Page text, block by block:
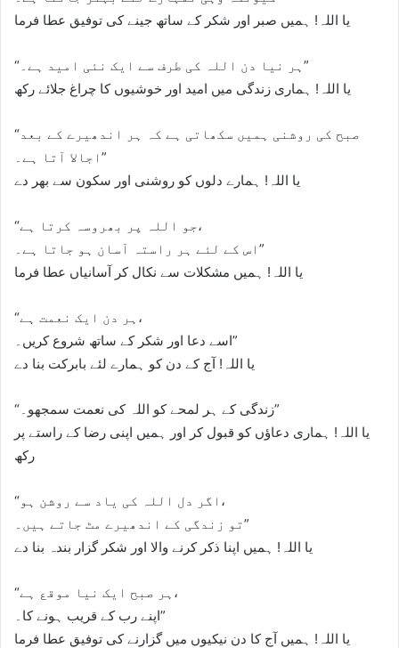
یا اللہ! ہمیں صبر اور شکر کے ساتھ جینے کی توفیق عطا فرما
“ہر نیا دن اللہ کی طرف سے ایک نئی امید ہے۔”
یا اللہ! ہماری زندگی میں امید اور خوشیوں کا چراغ جلائے رکھ
“صبح کی روشنی ہمیں سکھاتی ہے کہ ہر اندھیرے کے بعد
اجالا آتا ہے۔”
یا اللہ! ہمارے دلوں کو روشنی اور سکون سے بھر دے
“جو اللہ پر بھروسہ کرتا ہے،
اس کے لئے ہر راستہ آسان ہو جاتا ہے۔”
یا اللہ! ہمیں مشکلات سے نکال کر آسانیاں عطا فرما
“ہر دن ایک نعمت ہے،
اسے دعا اور شکر کے ساتھ شروع کریں۔”
یا اللہ! آج کے دن کو ہمارے لئے بابرکت بنا دے
“زندگی کے ہر لمحے کو اللہ کی نعمت سمجھو۔”
یا اللہ! ہماری دعاؤں کو قبول کر اور ہمیں اپنی رضا کے راستے پر
رکھ
“اگر دل اللہ کی یاد سے روشن ہو،
تو زندگی کے اندھیرے مٹ جاتے ہیں۔”
یا اللہ! ہمیں اپنا ذکر کرنے والا اور شکر گزار بندہ بنا دے
“ہر صبح ایک نیا موقع ہے،
اپنے رب کے قریب ہونے کا۔”
یا اللہ! ہمیں آج کا دن نیکیوں میں گزارنے کی توفیق عطا فرما